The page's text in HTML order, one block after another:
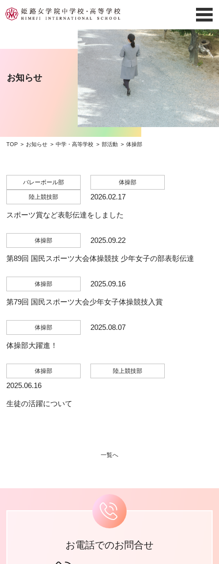
お知らせ
TOP お知らせ 中学・高等学校 部活動 体操部
バレーボール部 体操部
陸上競技部 2026.02.17
スポーツ賞など表彰伝達をしました
体操部 2025.09.22
第89回 国民スポーツ大会体操競技 少年女子の部表彰伝達
体操部 2025.09.16
第79回 国民スポーツ大会少年女子体操競技入賞
体操部 2025.08.07
体操部大躍進！
体操部 陸上競技部
2025.06.16
生徒の活躍について
一覧へ
お電話でのお問合せ